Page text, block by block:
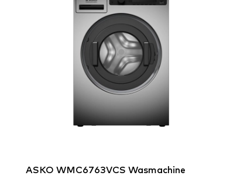
ASKO WMC6763VCS Wasmachine